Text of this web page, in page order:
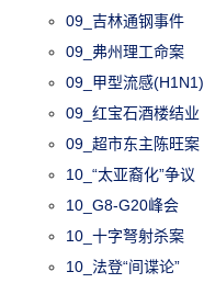
09_吉林通钢事件
09_弗州理工命案
09_甲型流感(H1N1)
09_红宝石酒楼结业
09_超市东主陈旺案
10_“太亚裔化”争议
10_G8-G20峰会
10_十字弩射杀案
10_法登“间谍论”